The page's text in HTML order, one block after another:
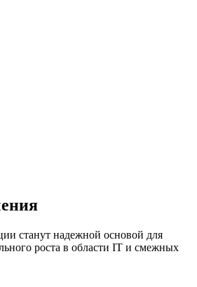
станут надежной основой для
роста в области IT и смежных